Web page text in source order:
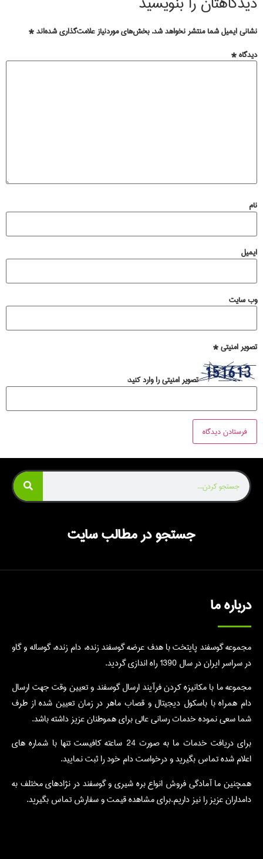
نشانی ایمیل شما منتشر نخواهد شد. بخش‌های موردنیاز علامت‌گذاری شده‌اند*
دیدگاه*
نام
ایمیل
وب‌ سایت
تصویر امنیتی*
تصویر امنیتی را وارد کنید:
جستجو در مطالب سایت
درباره ما
مجموعه گوسفند پایتخت با هدف عرضه گوسفند زنده، دام زنده، گوساله و گاو
در سراسر ایران در سال 1390 راه اندازی گردید.
مجموعه ما با مکانیزه کردن فرآیند ارسال گوسفند و تعیین وقت جهت ارسال
دام همراه با باسکول دیجیتال و قصاب ماهر در زمان تعیین شده از طرف
شما سعی نموده خدمات رسانی عالی برای هموطنان عزیز داشته باشد.
برای دریافت خدمات ما به صورت 24 ساعته کافیست تنها با شماره های
اعلام شده تماس بگیرید و درخواست دام خود را ثبت نمایید.
همچنین ما آمادگی فروش انواع بره شیری و گوسفند در نژادهای مختلف به
دامداران عزیز را نیز داریم.برای مشاهده قیمت و سفارش تماس بگیرید.